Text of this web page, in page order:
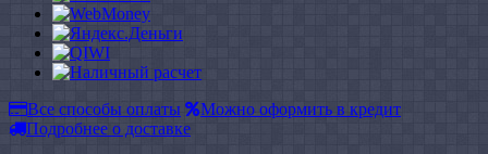
Все способы оплаты
Можно оформить в кредит
Подробнее о доставке